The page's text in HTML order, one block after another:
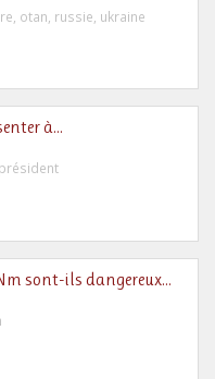
otan russie ukraine
à…
président
sont-ils dangereux…